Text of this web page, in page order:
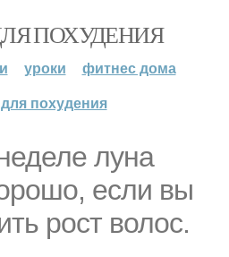
ПОХУДЕНИЯ
уроки
фитнес дома
похудения
луна
если вы
рост волос.